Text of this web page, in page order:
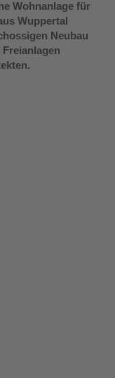
Wohnanlage für
Wuppertal
Neubau